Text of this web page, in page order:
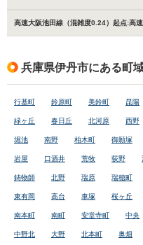
高速大阪池田線（混雑度0.24）起点:高
兵庫県伊丹市にある町
行基町 鈴原町 美鈴町 昆陽
緑ヶ丘 春日丘 北河原 西野
堀池 南野 柏木町 御願塚
岩屋 口酒井 荒牧 荻野
鋳物師 北野 瑞原 瑞穂町
東有岡 高台 車塚 桜ヶ丘
南本町 南町 安堂寺町 中央
中野北 大野 北本町 奥畑